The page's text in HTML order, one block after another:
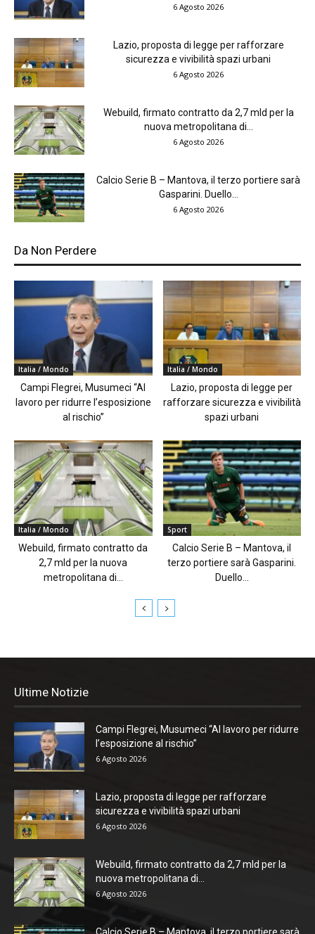
6 Agosto 2026
Lazio, proposta di legge per rafforzare
sicurezza e vivibilità spazi urbani
6 Agosto 2026
Webuild, firmato contratto da 2,7 mld per la
nuova metropolitana di...
6 Agosto 2026
Calcio Serie B – Mantova, il terzo portiere sarà
Gasparini. Duello...
6 Agosto 2026
Da Non Perdere
Italia / Mondo
Campi Flegrei, Musumeci “Al
lavoro per ridurre l’esposizione
al rischio”
Italia / Mondo
Lazio, proposta di legge per
rafforzare sicurezza e vivibilità
spazi urbani
Italia / Mondo
Webuild, firmato contratto da
2,7 mld per la nuova
metropolitana di...
Sport
Calcio Serie B – Mantova, il
terzo portiere sarà Gasparini.
Duello...
Ultime Notizie
Campi Flegrei, Musumeci “Al lavoro per ridurre
l’esposizione al rischio”
6 Agosto 2026
Lazio, proposta di legge per rafforzare
sicurezza e vivibilità spazi urbani
6 Agosto 2026
Webuild, firmato contratto da 2,7 mld per la
nuova metropolitana di...
6 Agosto 2026
Calcio Serie B – Mantova, il terzo portiere sarà